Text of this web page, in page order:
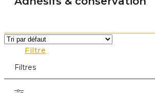
Filtre
Filtres